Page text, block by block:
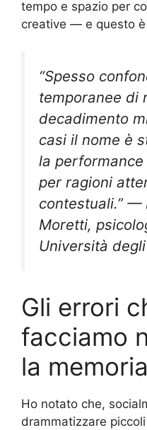
tempo e spazio per
creative — e questo
“Spesso
temporanee di
decadimento
casi il nome è
la
per ragioni
contestuali.” —
Moretti,
Università
Gli errori
facciamo
la memoria
Ho notato che,
drammatizzare